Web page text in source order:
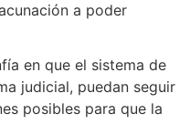
a poder
en que el sistema de
judicial, puedan seguir
posibles para que la